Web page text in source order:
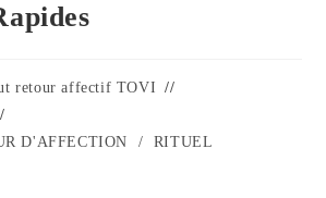
retour affectif TOVI
D'AFFECTION /
RITUEL